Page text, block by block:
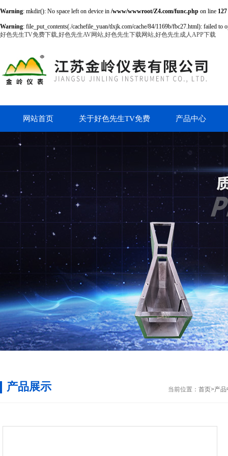
Warning: mkdir(): No space left on device in /www/wwwroot/Z4.com/func.php on line 127
Warning: file_put_contents(./cachefile_yuan/tlxjk.com/cache/84/1169b/fbc27.html): failed to
好色先生TV免费下载,好色先生AV网站,好色先生下载网站,好色先生成人APP下载
网站首页 关于好色先生TV免费 产品中心
当前位置： 首页>产品
产品展示